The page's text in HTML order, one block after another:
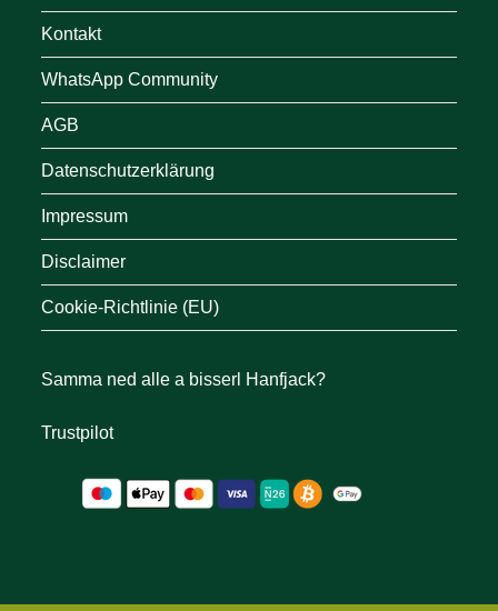
Kontakt
WhatsApp Community
AGB
Datenschutzerklärung
Impressum
Disclaimer
Cookie-Richtlinie (EU)
Samma ned alle a bisserl Hanfjack?
Trustpilot